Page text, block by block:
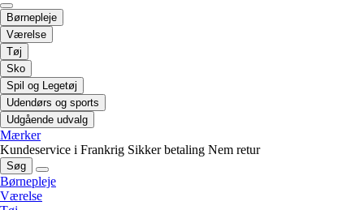
Børnepleje
Værelse
Tøj
Sko
Spil og Legetøj
Udendørs og sports
Udgående udvalg
Mærker
Kundeservice i Frankrig Sikker betaling Nem retur
Søg
Børnepleje
Værelse